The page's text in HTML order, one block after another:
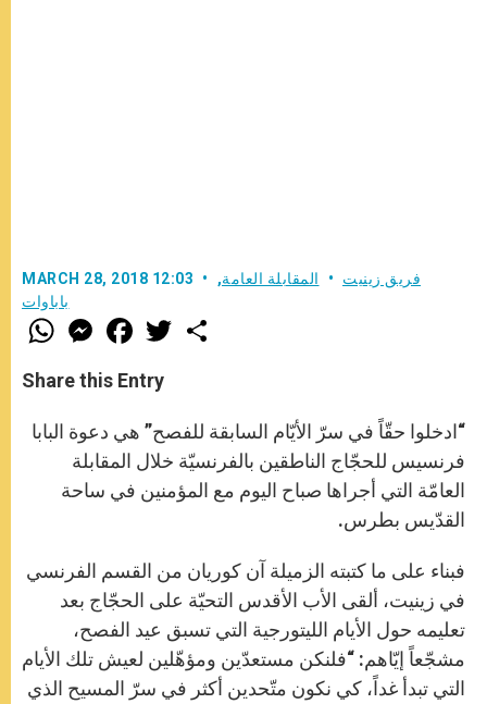
MARCH 28, 2018 12:03 فريق زينيت المقابلة العامة,
باباوات
W
h
t
s
p
p
M
e
s
e
g
e
r
F
a
e
b
o
k
w
r
Share this Entry
“ادخلوا حقّاً في سرّ الأيّام السابقة للفصح” هي دعوة البابا
فرنسيس للحجّاج الناطقين بالفرنسيّة خلال المقابلة
العامّة التي أجراها صباح اليوم مع المؤمنين في ساحة
القدّيس بطرس.
فبناء على ما كتبته الزميلة آن كوريان من القسم الفرنسي
في زينيت، ألقى الأب الأقدس التحيّة على الحجّاج بعد
تعليمه حول الأيام الليتورجية التي تسبق عيد الفصح،
مشجّعاً إيّاهم: “فلنكن مستعدّين ومؤهّلين لعيش تلك الأيام
التي تبدأ غداً، كي نكون متّحدين أكثر في سرّ المسيح الذي